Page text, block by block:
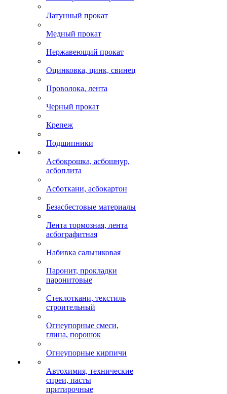
Латунный прокат
Медный прокат
Нержавеющий прокат
Оцинковка, цинк, свинец
Проволока, лента
Черный прокат
Крепеж
Подшипники
Асбокрошка, асбошнур,
асбоплита
Асботкани, асбокартон
Безасбестовые материалы
Лента тормозная, лента
асбографитная
Набивка сальниковая
Паронит, прокладки
паронитовые
Стеклоткани, текстиль
строительный
Огнеупорные смеси,
глина, порошок
Огнеупорные кирпичи
Автохимия, технические
спреи, пасты
притирочные